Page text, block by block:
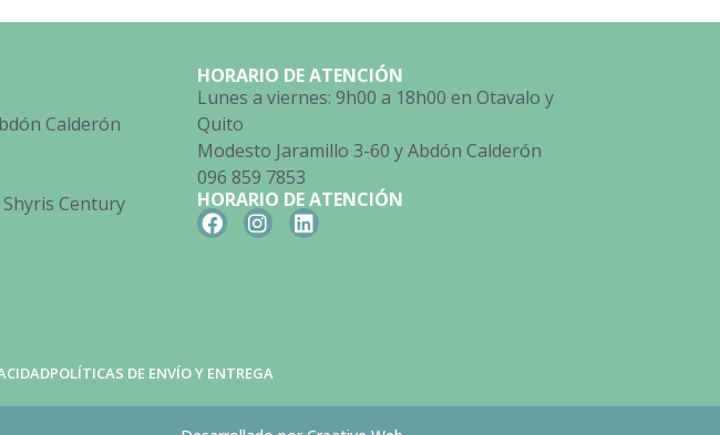
Calderón
Shyris Century
HORARIO DE ATENCIÓN
Lunes a viernes: 9h00 a 18h00 en Otavalo y
Quito
Modesto Jaramillo 3-60 y Abdón Calderón
096 859 7853
HORARIO DE ATENCIÓN
POLÍTICAS DE ENVÍO Y ENTREGA